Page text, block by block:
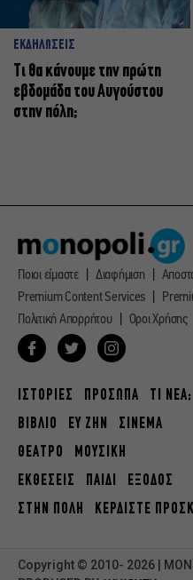
ΕΚΔΗΛΩΣΕΙΣ
Τι θα κάνουμε την πρώτη
εβδομάδα του Αυγούστου
στην πόλη;
Ποιοι είμαστε Διαφήμιση
Premium Content Services
Πολιτική Απορρήτου
Οροι Χρήσης
ΙΣΤΟΡΙΕΣ ΠΡΟΣΩΠΑ
ΤΙ ΝΕΑ;
ΒΙΒΛΙΟ
ΕΥ ΖΗΝ
ΣΙΝΕΜΑ
ΘΕΑΤΡΟ
ΜΟΥΣΙΚΗ
ΕΚΘΕΣΕΙΣ
ΠΑΙΔΙ
ΕΞΟΔΟΣ
ΣΤΗΝ ΠΟΛΗ
ΚΕΡΔΙΣΤΕ
Copyright © 2010- 2026 |